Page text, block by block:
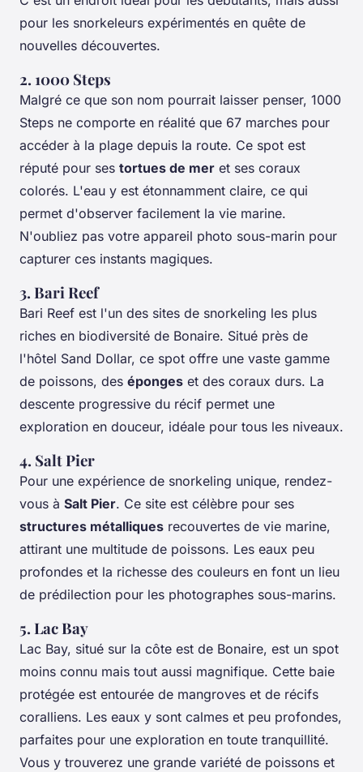
pour les snorkeleurs expérimentés en quête de
nouvelles découvertes.
2. 1000 Steps
Malgré ce que son nom pourrait laisser penser, 1000
Steps ne comporte en réalité que 67 marches pour
accéder à la plage depuis la route. Ce spot est
réputé pour ses tortues de mer et ses coraux
colorés. L'eau y est étonnamment claire, ce qui
permet d'observer facilement la vie marine.
N'oubliez pas votre appareil photo sous-marin pour
capturer ces instants magiques.
3. Bari Reef
Bari Reef est l'un des sites de snorkeling les plus
riches en biodiversité de Bonaire. Situé près de
l'hôtel Sand Dollar, ce spot offre une vaste gamme
de poissons, des éponges et des coraux durs. La
descente progressive du récif permet une
exploration en douceur, idéale pour tous les niveaux.
4. Salt Pier
Pour une expérience de snorkeling unique, rendez-
vous à Salt Pier. Ce site est célèbre pour ses
structures métalliques recouvertes de vie marine,
attirant une multitude de poissons. Les eaux peu
profondes et la richesse des couleurs en font un lieu
de prédilection pour les photographes sous-marins.
5. Lac Bay
Lac Bay, situé sur la côte est de Bonaire, est un spot
moins connu mais tout aussi magnifique. Cette baie
protégée est entourée de mangroves et de récifs
coralliens. Les eaux y sont calmes et peu profondes,
parfaites pour une exploration en toute tranquillité.
Vous y trouverez une grande variété de poissons et